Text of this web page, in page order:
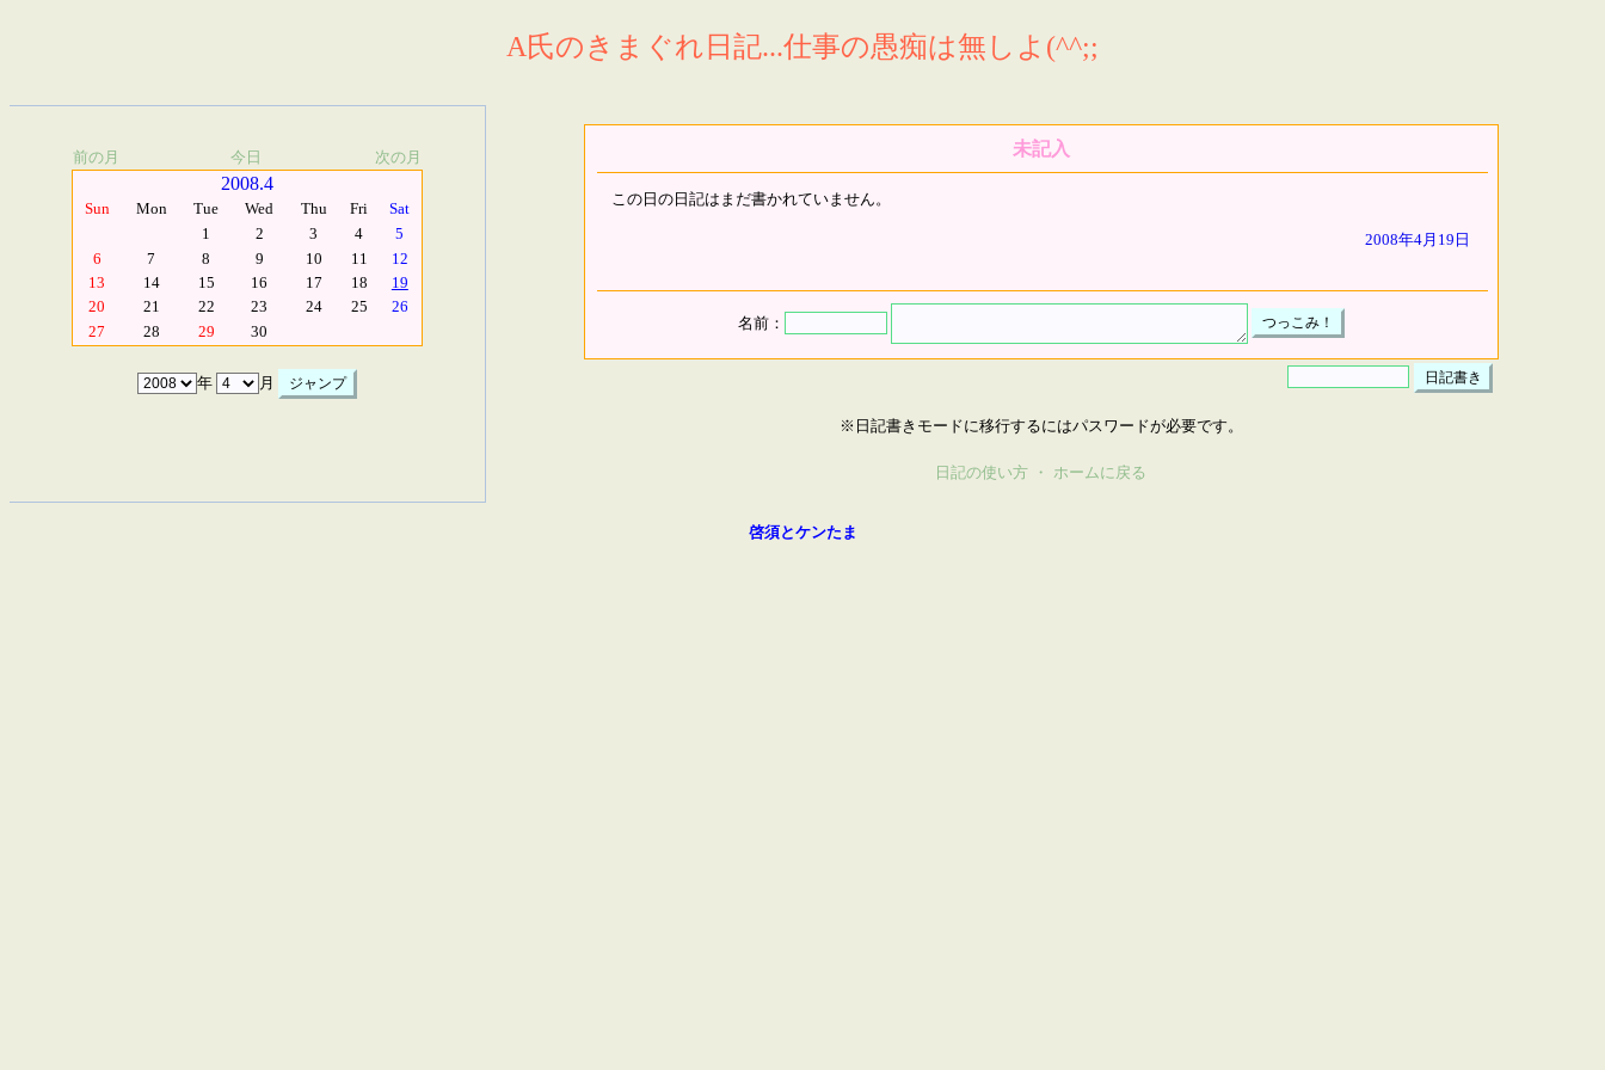
A氏のきまぐれ日記...仕事の愚痴は無しよ(^^;;
前の月 今日 次の月
2008.4
Sun Mon Tue Wed Thu Fri
Sat
1
2 3 4
5
6
7 8 9 10 11
12
13
14 15 16 17 18
19
20
21 22 23 24 25
26
27
28 29 30
年 月
未記入
この日の日記はまだ書かれていません。
2008年4月19日
名前：
※日記書きモードに移行するにはパスワードが必要です。
日記の使い方 ・ ホームに戻る
啓須とケンたま